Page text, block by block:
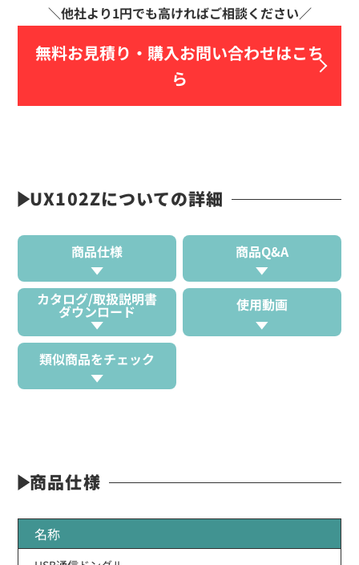
無料お見積り・ 購入お問い合わせはこち
ら
UX102Zについての詳細
商品仕様 商品Q&A
カタログ/取扱説明書
ダウンロード 使用動画
類似商品をチェック
商品仕様
名称